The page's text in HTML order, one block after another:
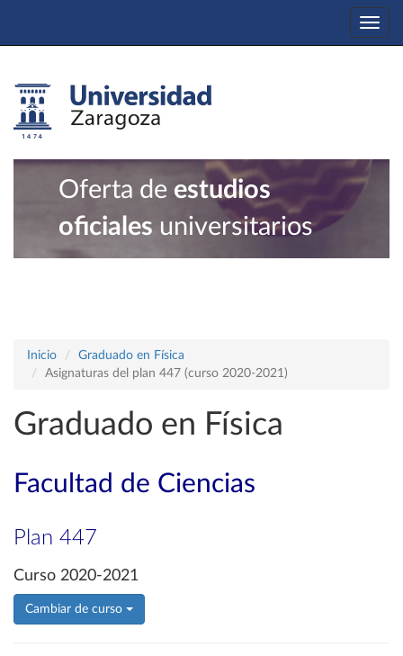
Oferta de estudios
oficiales universitarios
Inicio
Graduado en Física
Asignaturas del plan 447 (curso 2020-2021)
Graduado en Física
Facultad de Ciencias
Plan 447
Curso 2020-2021
Cambiar de curso